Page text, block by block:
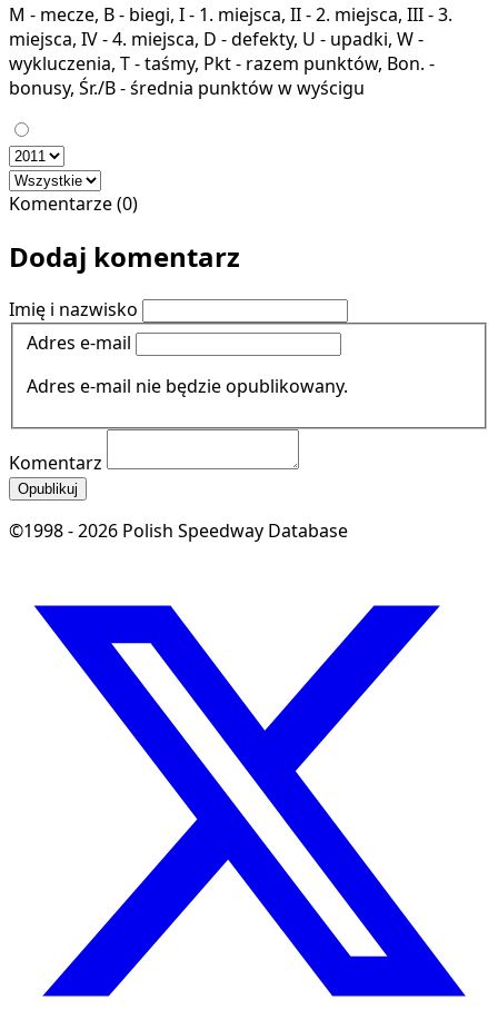
M - mecze, B - biegi, I - 1. miejsca, II - 2. miejsca, III - 3.
miejsca, IV - 4. miejsca, D - defekty, U - upadki, W -
wykluczenia, T - taśmy, Pkt - razem punktów, Bon. -
bonusy, Śr./B - średnia punktów w wyścigu
Komentarze (0)
Dodaj komentarz
Imię i nazwisko
Adres e-mail
Adres e-mail nie będzie opublikowany.
Komentarz
Opublikuj
©1998 - 2026 Polish Speedway Database